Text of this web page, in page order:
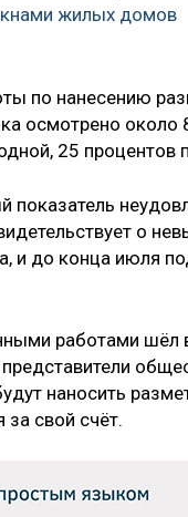
жилых домов
по нанесению
осмотрено около
25 процентов
показатель
о
и до конца июля
работами
наносить
свой счёт.